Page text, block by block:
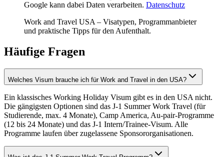
Google kann dabei Daten verarbeiten. Datenschutz
Work and Travel USA – Visatypen, Programmanbieter
und praktische Tipps für den Aufenthalt.
Häufige Fragen
Welches Visum brauche ich für Work and Travel in den USA?
Ein klassisches Working Holiday Visum gibt es in den USA nicht.
Die gängigsten Optionen sind das J-1 Summer Work Travel (für
Studierende, max. 4 Monate), Camp America, Au-pair-Programme
(12 bis 24 Monate) und das J-1 Intern/Trainee-Visum. Alle
Programme laufen über zugelassene Sponsororganisationen.